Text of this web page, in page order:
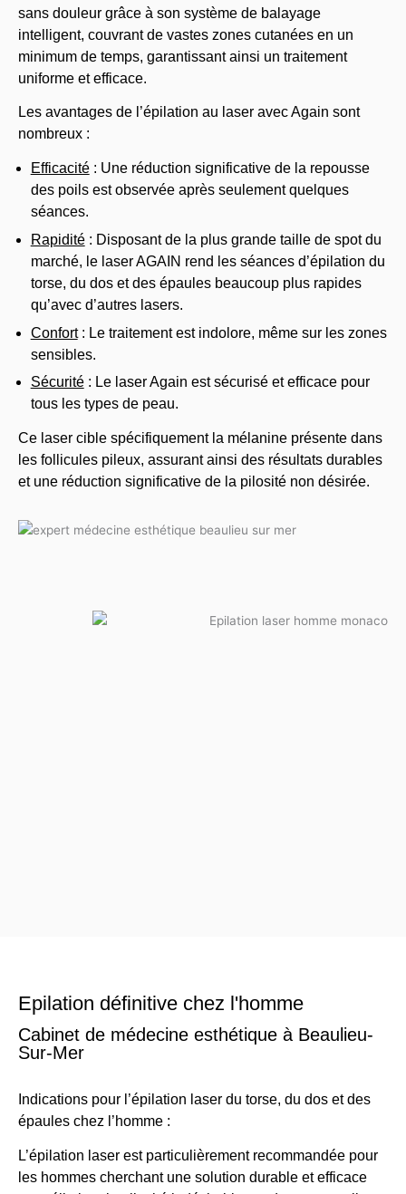
sans douleur grâce à son système de balayage
intelligent, couvrant de vastes zones cutanées en un
minimum de temps, garantissant ainsi un traitement
uniforme et efficace.
Les avantages de l’épilation au laser avec Again sont
nombreux :
Efficacité: Une réduction significative de la repousse
des poils est observée après seulement quelques
séances.
Rapidité: Disposant de la plus grande taille de spot du
marché, le laser AGAIN rend les séances d’épilation du
torse, du dos et des épaules beaucoup plus rapides
qu’avec d’autres lasers.
Confort: Le traitement est indolore, même sur les zones
sensibles.
Sécurité: Le laser Again est sécurisé et efficace pour
tous les types de peau.
Ce laser cible spécifiquement la mélanine présente dans
les follicules pileux, assurant ainsi des résultats durables
et une réduction significative de la pilosité non désirée.
Epilation définitive chez l'homme
Cabinet de médecine esthétique à Beaulieu-
Sur-Mer
Indications pour l’épilation laser du torse, du dos et des
épaules chez l’homme :
L’épilation laser est particulièrement recommandée pour
les hommes cherchant une solution durable et efficace